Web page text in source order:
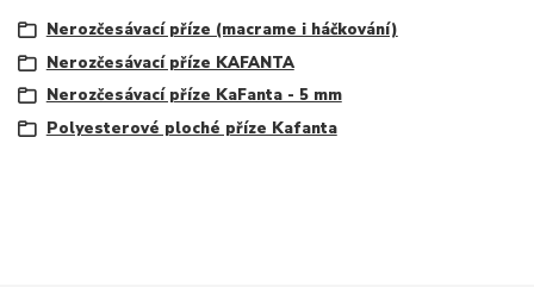
Nerozčesávací příze (macrame i háčkování)
Nerozčesávací příze KAFANTA
Nerozčesávací příze KaFanta - 5 mm
Polyesterové ploché příze Kafanta